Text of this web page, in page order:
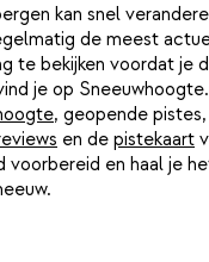
kan snel
de meest
te bekijken voordat je
je op
, geopende pistes,
en de pistekaart
voorbereid en haal je